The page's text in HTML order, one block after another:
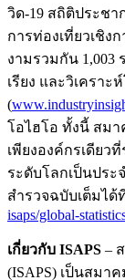
วิด-19 สถิติประช
การท่องเที่ยวเชิ
งามรวมกัน 1,003
เรียง และวิเคราะ
(
โอไฮโอ ทั้งนี้ สม
เพียงองค์กรเดีย
ระดับโลกเป็นประ
สำรวจฉบับเต็มได้
isaps/global-
เกี่ยวกับ ISAPS –
(ISAPS) เป็นสม